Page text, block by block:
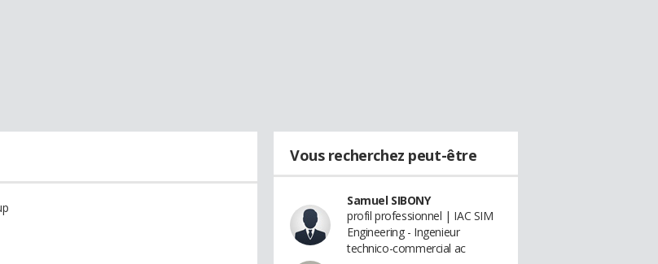
Vous recherchez peut-être
Samuel SIBONY
profil professionnel | IAC SIM
Engineering - Ingenieur
technico-commercial ac